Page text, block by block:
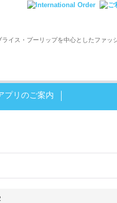
イス・プーリップを中心としたファッ
プリのご案内